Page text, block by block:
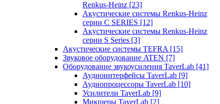
Renkus-Heinz [23]
Акустические системы Renkus-Heinz
серии C SERIES [12]
Акустические системы Renkus-Heinz
серии S Series [3]
Акустические системы TEFRA [15]
Звуковое оборудование ATEN [7]
Оборудование звукоусиления TaverLab [41]
Аудиоинтерфейсы TaverLab [9]
Аудиопроцессоры TaverLab [10]
Усилители TaverLab [9]
Микшеры TaverLab [2]